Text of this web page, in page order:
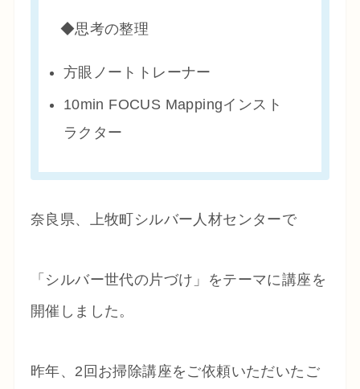
◆思考の整理
方眼ノートトレーナー
10min FOCUS Mappingインスト
ラクター
奈良県、上牧町シルバー人材センターで
「シルバー世代の片づけ」をテーマに講座を
開催しました。
昨年、2回お掃除講座をご依頼いただいたご